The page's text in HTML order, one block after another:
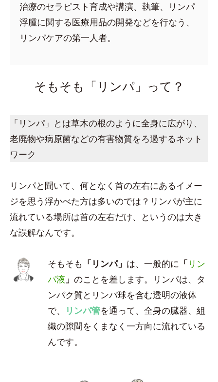
治療のセラピスト育成や講演、執筆、リンパ
浮腫に関する医療用品の開発などを行なう、
リンパケアの第一人者。
そもそも「リンパ」って？
「リンパ」とは草木の根のように全身に広がり、
老廃物や病原菌などの有害物質をろ過するネット
ワーク
リンパと聞いて、何となく首の左右にあるイメー
ジを思う浮かべた方は多いのでは？リンパが主に
流れている場所は首の左右だけ、というのは大き
な誤解なんです。
そもそも 「リンパ」 は、一般的に 「 リン
パ液 」のことを差します。リンパは、タ
ンパク質とリンパ球を含む透明の液体
で、
リンパ管を通って、全身の臓器、組
織の隙間をくまなく一方向に流れている
んです。